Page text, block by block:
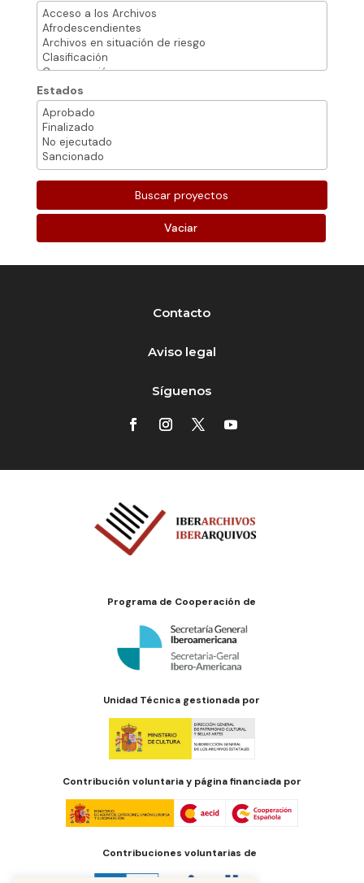
Estados
Vaciar
Contacto
Aviso legal
Síguenos
Programa de Cooperación de
Unidad Técnica gestionada por
Contribución voluntaria y página financiada por
Contribuciones voluntarias de